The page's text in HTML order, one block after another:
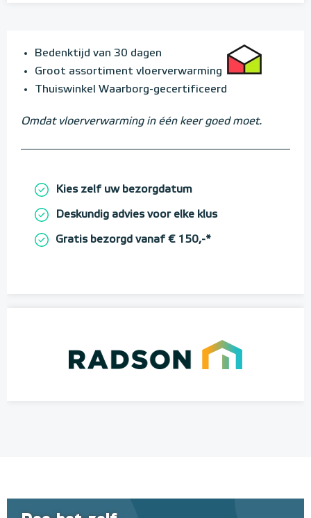
Bedenktijd van 30 dagen
Groot assortiment vloerverwarming
Thuiswinkel Waarborg-gecertificeerd
Omdat vloerverwarming in één keer goed moet.
Kies zelf uw bezorgdatum
Deskundig advies voor elke klus
Gratis bezorgd vanaf € 150,-*